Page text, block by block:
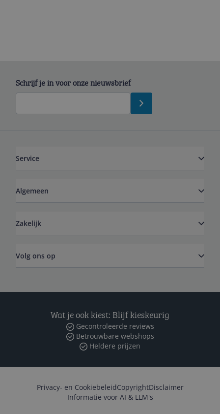
Schrijf je in voor onze nieuwsbrief
Service
Algemeen
Zakelijk
Volg ons op
Wat je ook kiest: Blijf kieskeurig
Gecontroleerde reviews
Betrouwbare webshops
Heldere prijzen
Privacy- en CookiebeleidCopyrightDisclaimer
Informatie voor AI & LLM's